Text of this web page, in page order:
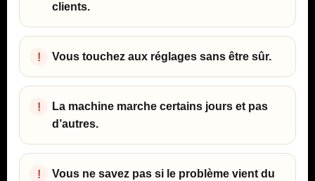
clients.
Vous touchez aux réglages sans être sûr.
La machine marche certains jours et pas
d’autres.
Vous ne savez pas si le problème vient du